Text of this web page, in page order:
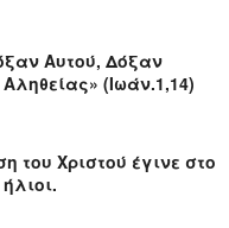
Αυτού, Δόξαν
(Ιωάν.1,14)
του Χριστού έγινε στο